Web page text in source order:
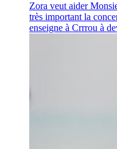
Zora veut aider
très important la
enseigne à Crrrou à